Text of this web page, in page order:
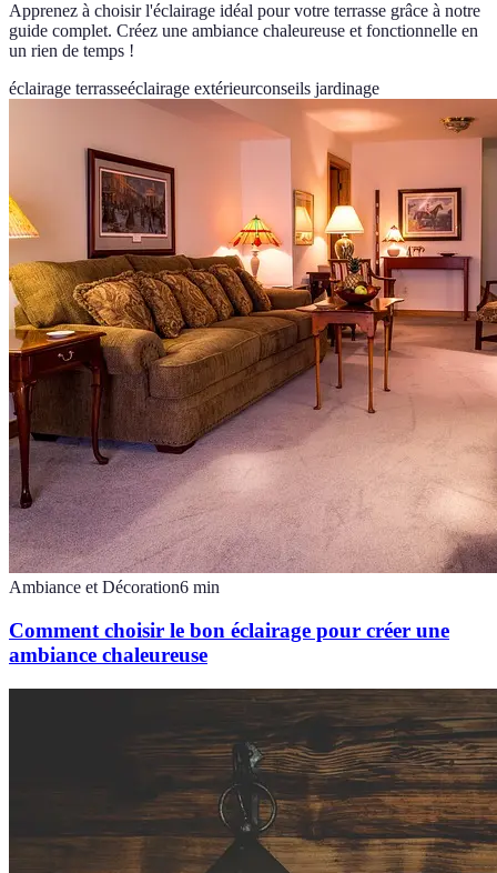
Apprenez à choisir l'éclairage idéal pour votre terrasse grâce à notre
guide complet. Créez une ambiance chaleureuse et fonctionnelle en
un rien de temps !
éclairage terrasseéclairage extérieurconseils jardinage
Ambiance et Décoration6 min
Comment choisir le bon éclairage pour créer une
ambiance chaleureuse